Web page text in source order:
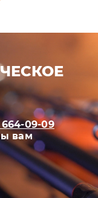
664-09-09
вам